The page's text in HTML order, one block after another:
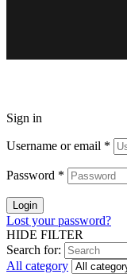
Sign in
Username or email *
Password *
Login
Lost your password?
HIDE FILTER
Search for:
All category